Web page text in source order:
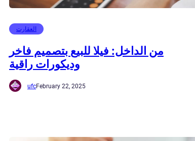
العقارت
من الداخل: فيلا للبيع بتصميم فاخر
وديكورات راقية
ufcFebruary 22, 2025